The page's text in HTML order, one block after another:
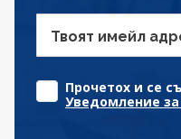
Твоят имейл
Прочетох и се
Уведомление